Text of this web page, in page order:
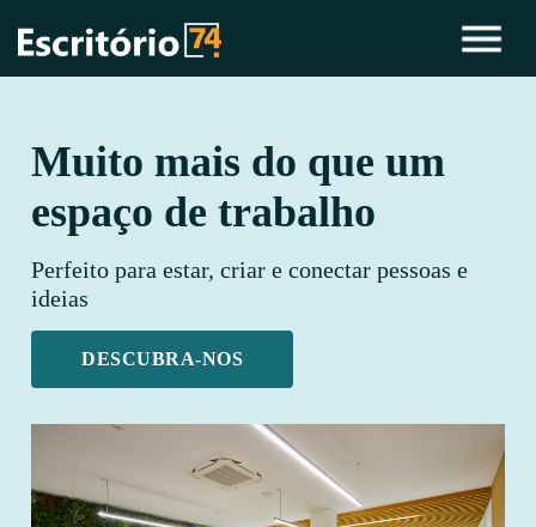
Muito mais do que um
espaço de trabalho
Perfeito para estar, criar e conectar pessoas e
ideias
DESCUBRA-NOS